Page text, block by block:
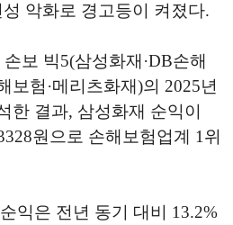
악화로 경고등이 켜졌다.
보 빅5(삼성화재·DB손해
보험·메리츠화재)의 2025년
한 결과, 삼성화재 순익이
원으로 손해보험업계 1위
익은 전년 동기 대비 13.2%